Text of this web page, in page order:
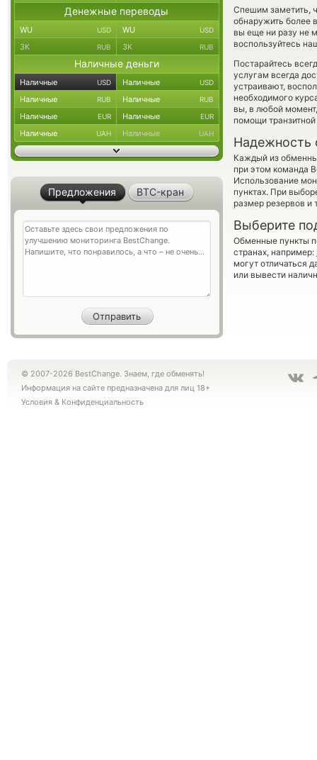
Спешим заметить,
обнаружить более
вы еще ни разу не
воспользуйтесь
Постарайтесь
услугам всегда
устраивают,
необходимого
вы, в любой
помощи
Надежность
Каждый из
при этом команда
Использование
пунктах. При
размер резервов и
Выберите
Обменные пункты
странах, например:
могут отличаться
или вывести
Денежные переводы
WU USD WU USD
ЗК RUB ЗК RUB
Наличные деньги
Наличные USD Наличные USD
Наличные RUB Наличные RUB
Наличные EUR Наличные EUR
Наличные UAH Наличные UAH
Предложения BTC-кран
© 2007-2026 BestChange. Знаем, где обменять!
Информация на сайте предназначена для лиц 18+
Условия & Конфиденциальность